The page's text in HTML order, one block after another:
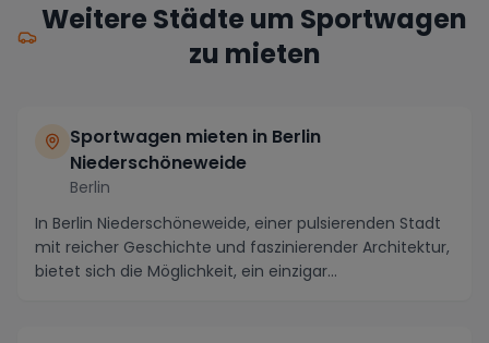
Weitere Städte um Sportwagen
zu mieten
Sportwagen mieten in Berlin
Niederschöneweide
Berlin
In Berlin Niederschöneweide, einer pulsierenden Stadt
mit reicher Geschichte und faszinierender Architektur,
bietet sich die Möglichkeit, ein einzigar...